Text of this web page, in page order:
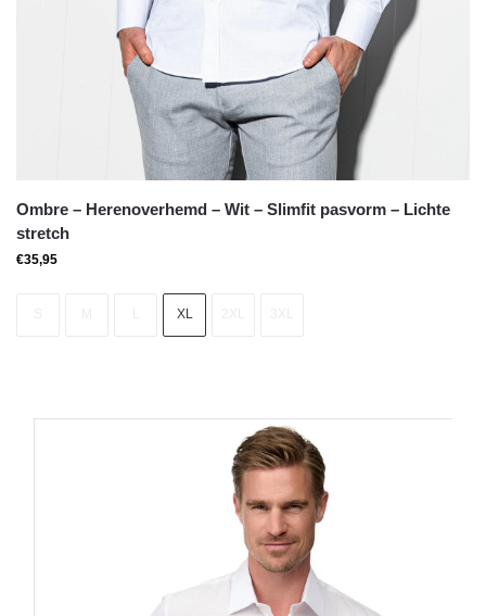
Ombre – Herenoverhemd – Wit – Slimfit pasvorm – Lichte
stretch
€35,95
XL